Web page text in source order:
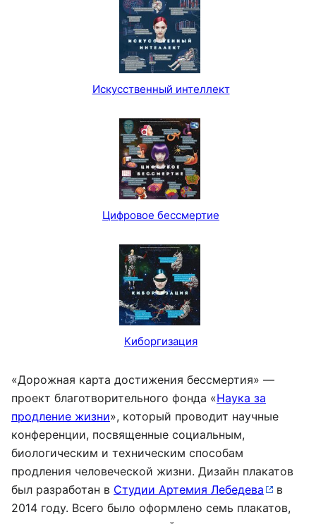
Искусственный интеллект
Цифровое бессмертие
Киборгизация
«Дорожная карта достижения бессмертия» —
проект благотворительного фонда «Наука за
продление жизни», который проводит научные
конференции, посвященные социальным,
биологическим и техническим способам
продления человеческой жизни. Дизайн плакатов
был разработан в Студии Артемия Лебедева
в
2014 году. Всего было оформлено семь плакатов,